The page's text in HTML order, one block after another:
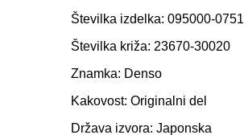
Številka izdelka: 095000-0751
Številka križa: 23670-30020
Znamka: Denso
Kakovost: Originalni del
Država izvora: Japonska